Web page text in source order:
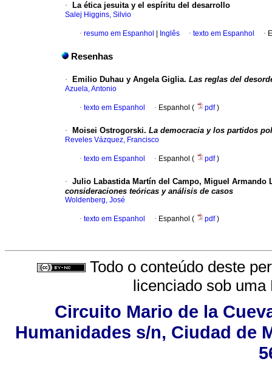
· La ética jesuita y el espíritu del desarrollo
Salej Higgins, Silvio
· resumo em Espanhol Inglês · texto em Espanhol ·
Resenhas
· Emilio Duhau y Angela Giglia. Las reglas del
Azuela, Antonio
· texto em Espanhol · Espanhol ( pdf)
· Moisei Ostrogorski. La democracia y los partidos
Reveles Vázquez, Francisco
· texto em Espanhol · Espanhol ( pdf)
· Julio Labastida Martín del Campo, Miguel Armando
consideraciones teóricas y análisis de casos
Woldenberg, José
· texto em Espanhol · Espanhol ( pdf)
Todo o conteúdo deste
licenciado sob uma
Circuito Mario de la
Humanidades s/n, Ciudad de